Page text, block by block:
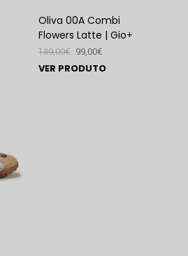
Oliva 00A Combi
Flowers Latte | Gio+
189,00€ 99,00€
VER PRODUTO